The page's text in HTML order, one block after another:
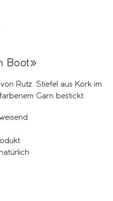
Boot»
Rutz. Stiefel aus Kork im
Garn bestickt.